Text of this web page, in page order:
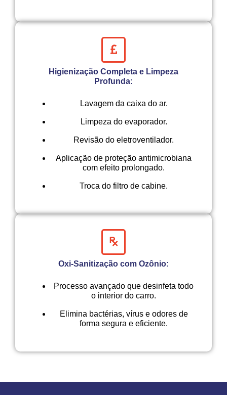
Higienização Completa e Limpeza
Profunda:
Lavagem da caixa do ar.
Limpeza do evaporador.
Revisão do eletroventilador.
Aplicação de proteção antimicrobiana
com efeito prolongado.
Troca do filtro de cabine.
Oxi-Sanitização com Ozônio:
Processo avançado que desinfeta todo
o interior do carro.
Elimina bactérias, vírus e odores de
forma segura e eficiente.